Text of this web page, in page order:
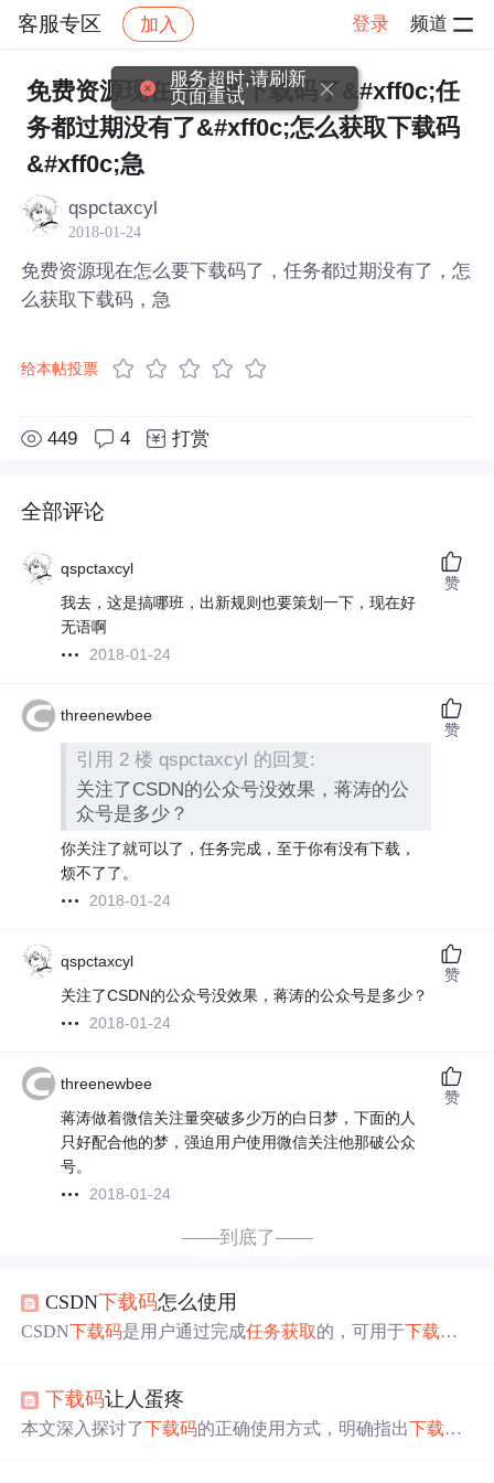
客服专区 加入 登录 频道
社区 客服专区 帖子详情
免费资源现在怎么要下载码了&#xff0c;任
务都过期没有了&#xff0c;怎么获取下载码
&#xff0c;急
qspctaxcyl
2018-01-24
免费资源现在怎么要下载码了，任务都过期没有了，怎
么获取下载码，急
给本帖投票
449 4 打赏
全部评论
qspctaxcyl
我去，这是搞哪班，出新规则也要策划一下，现在好
无语啊
2018-01-24
赞
threenewbee
引用 2 楼 qspctaxcyl 的回复:
关注了CSDN的公众号没效果，蒋涛的公
众号是多少？
你关注了就可以了，任务完成，至于你有没有下载，
烦不了了。
2018-01-24
赞
qspctaxcyl
关注了CSDN的公众号没效果，蒋涛的公众号是多少？
2018-01-24
赞
threenewbee
蒋涛做着微信关注量突破多少万的白日梦，下面的人
只好配合他的梦，强迫用户使用微信关注他那破公众
号。
2018-01-24
赞
——到底了——
CSDN下载码怎么使用
CSDN下载码是用户通过完成任务获取的，可用于下载站
原创、转载文章、评论、文章被评论和投票等，同时存在
扣分机制。了解这些规则能更好地利用CSDN平台。
下载码让人蛋疼
本文深入探讨了下载码的正确使用方式，明确指出下载码
服务超时,请刷新
页面重试